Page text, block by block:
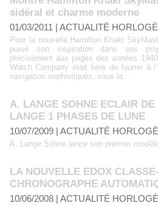
sidéral et charme moderne
01/03/2011 | ACTUALITÉ
Pour la nouvelle Hamilton Khaki
puisé son inspiration dans ses
précisément aux pages des années
Watch Company était fière de fournir à
navigation sophistiqués, sous la...
A. LANGE SOHNE ECLAIR
LANGE 1 PHASES DE LUNE
10/07/2009 | ACTUALITÉ
A. Lange Söhne lance son premier
LA NOUVELLE EDOX
CHRONOGRAPHE
10/06/2008 | ACTUALITÉ